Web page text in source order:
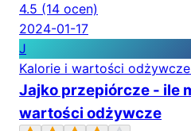
4.5 (14 ocen)
2024-01-17
J
Kalorie i wartości
Jajko przepiórcze - ile
wartości odżywcze